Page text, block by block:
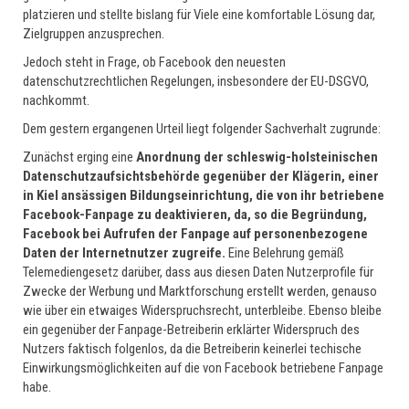
platzieren und stellte bislang für Viele eine komfortable Lösung dar,
Zielgruppen anzusprechen.
Jedoch steht in Frage, ob Facebook den neuesten
datenschutzrechtlichen Regelungen, insbesondere der EU-DSGVO,
nachkommt.
Dem gestern ergangenen Urteil liegt folgender Sachverhalt zugrunde:
Zunächst erging eine Anordnung der schleswig-holsteinischen
Datenschutzaufsichtsbehörde gegenüber der Klägerin, einer
in Kiel ansässigen Bildungseinrichtung, die von ihr betriebene
Facebook-Fanpage zu deaktivieren, da, so die Begründung,
Facebook bei Aufrufen der Fanpage auf personenbezogene
Daten der Internetnutzer zugreife. Eine Belehrung gemäß
Telemediengesetz darüber, dass aus diesen Daten Nutzerprofile für
Zwecke der Werbung und Marktforschung erstellt werden, genauso
wie über ein etwaiges Widerspruchsrecht, unterbleibe. Ebenso bleibe
ein gegenüber der Fanpage-Betreiberin erklärter Widerspruch des
Nutzers faktisch folgenlos, da die Betreiberin keinerlei techische
Einwirkungsmöglichkeiten auf die von Facebook betriebene Fanpage
habe.